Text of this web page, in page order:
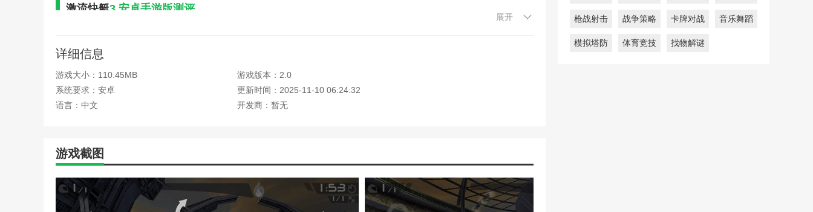
激流快艇3 安卓手游版测评
快。我能理解你需要钱来开发这个游戏，但比2多的促销活动不仅浪费时间，而且破坏了游戏体验。如果你想体验更多真实的战
斗乐趣，你可以选择在网上实时与世界各地的强者竞争，或者邀请他们的朋友坐在一起，用相同的屏幕功能战斗，赢得冠军。
本站为您提供 3 安卓手游版的 手机游戏 ，欢迎大家记住本站网址，本站是您下载安卓手游app最好的网站！
展开
详细信息
游戏大小：110.45MB
游戏版本：2.0
系统要求：安卓
更新时间：2025-11-10 06:24:32
语言：中文
开发商：暂无
游戏截图
枪战射击 战争策略 卡牌对战 音乐舞蹈
模拟塔防 体育竞技 找物解谜